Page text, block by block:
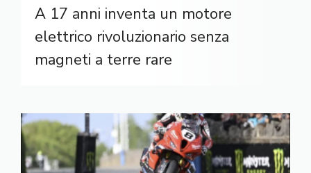
A 17 anni inventa un motore
elettrico rivoluzionario senza
magneti a terre rare